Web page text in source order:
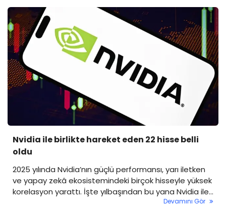
Nvidia ile birlikte hareket eden 22 hisse belli
oldu
2025 yılında Nvidia’nın güçlü performansı, yarı iletken
ve yapay zekâ ekosistemindeki birçok hisseyle yüksek
korelasyon yarattı. İşte yılbaşından bu yana Nvidia ile
en paralel hareket eden hisseler ve korelasyon
Devamını Gör